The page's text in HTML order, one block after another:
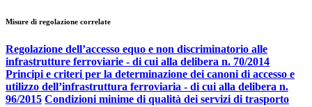
Misure di regolazione correlate
Regolazione dell’accesso equo e non discriminatorio alle
infrastrutture ferroviarie - di cui alla delibera n. 70/2014
Principi e criteri per la determinazione dei canoni di accesso e
utilizzo dell’infrastruttura ferroviaria - di cui alla delibera n.
96/2015 Condizioni minime di qualità dei servizi di trasporto